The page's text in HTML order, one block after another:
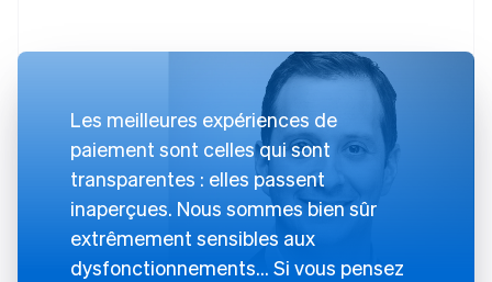
Les meilleures expériences de
paiement sont celles qui sont
transparentes : elles passent
inaperçues. Nous sommes bien sûr
extrêmement sensibles aux
dysfonctionnements… Si vous pensez